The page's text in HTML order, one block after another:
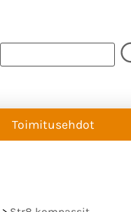
Toimitusehdot